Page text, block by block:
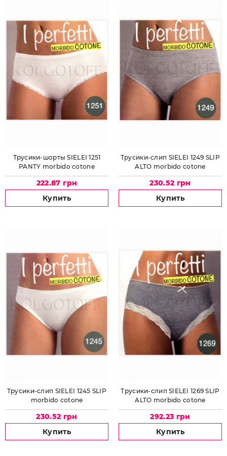
Трусики-шорты SIELEI 1251
PANTY morbido cotone
222.87 грн
Купить
Трусики-слип SIELEI 1249 SLIP
ALTO morbido cotone
230.52 грн
Купить
Трусики-слип SIELEI 1245 SLIP
morbido cotone
230.52 грн
Купить
Трусики-слип SIELEI 1269 SLIP
ALTO morbido cotone
292.23 грн
Купить